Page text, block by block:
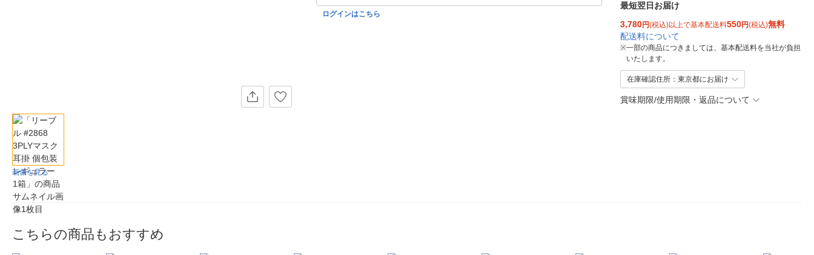
画像を見る
ログインはこちら
最短翌日お届け
3,780円(税込)以上で基本配送料550円(税込)無料
配送料について
※一部の商品につきましては、基本配送料を当社が負担
いたします。
在庫確認住所：東京都にお届け
賞味期限/使用期限・返品について
こちらの商品もおすすめ